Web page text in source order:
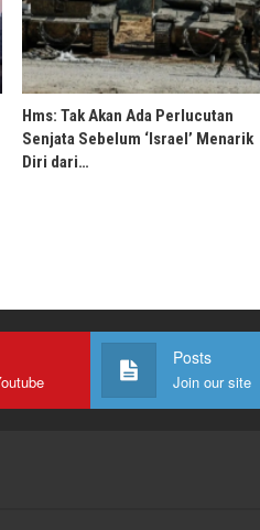
Hms: Tak Akan Ada Perlucutan
Senjata Sebelum ‘Israel’ Menarik
Diri dari…
Posts
Join our site